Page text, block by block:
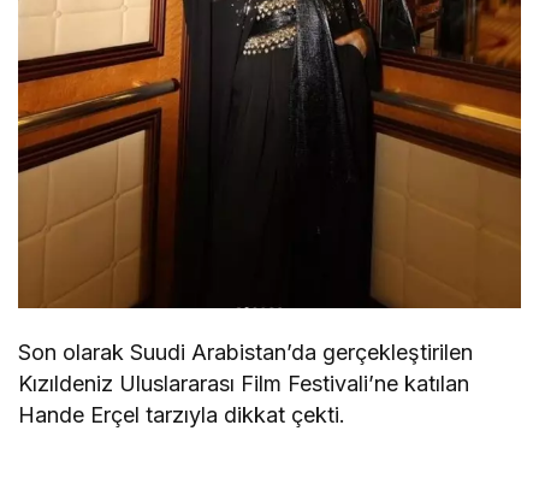
Son olarak Suudi Arabistan’da gerçekleştirilen
Kızıldeniz Uluslararası Film Festivali’ne katılan
Hande Erçel tarzıyla dikkat çekti.